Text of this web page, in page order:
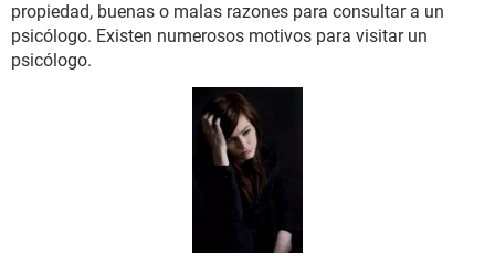
SEXUALIDAD
propiedad, buenas o malas razones para consultar a un
psicólogo. Existen numerosos motivos para visitar un
psicólogo.